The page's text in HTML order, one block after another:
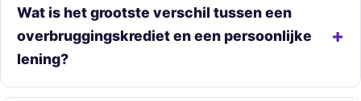
Wat is het grootste verschil tussen een
overbruggingskrediet en een persoonlijke
lening?